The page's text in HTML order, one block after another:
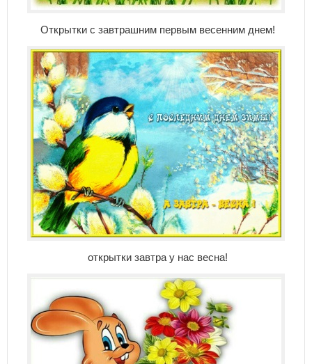
Открытки с завтрашним первым весенним днем!
открытки завтра у нас весна!